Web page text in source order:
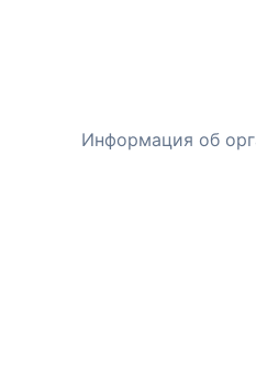
Информация об